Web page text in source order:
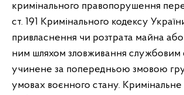
кримінального правопорушення
ст. 191 Кримінального кодексу
привласнення чи розтрата майна або
ним шляхом зловживання службовим
учинене за попередньою змовою
умовах воєнного стану.